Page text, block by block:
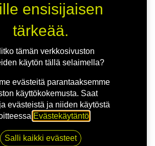
70R13 75T KUMHO WP52 XL
ensisijaisen
tärkeää.
tämän verkkosivuston
käytön tällä selaimella?
evästeitä parantaaksemme
käyttökokemusta. Saat
evästeistä ja niiden käytöstä
Evästekäytäntö
Salli kaikki evästeet